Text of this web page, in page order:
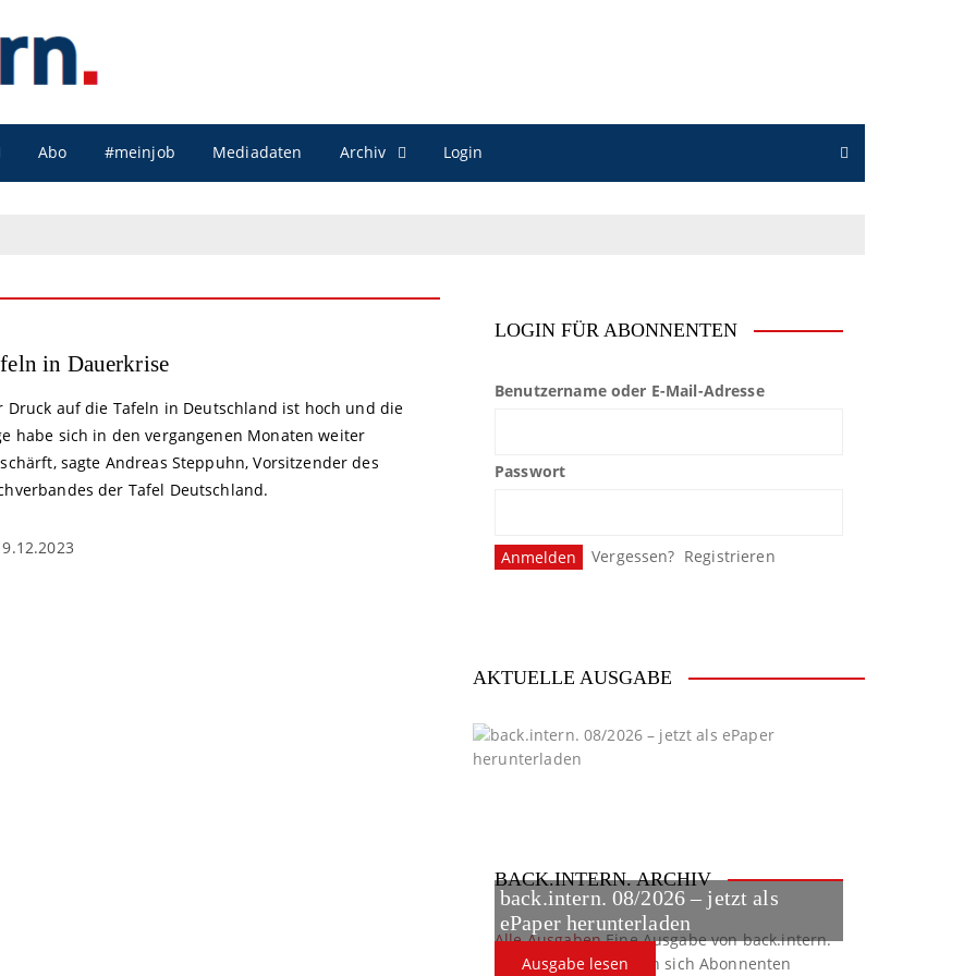
Abo #meinjob Mediadaten Archiv Login
in Dauerkrise
Druck auf die Tafeln in Deutschland ist hoch und die
habe sich in den vergangenen Monaten weiter
sagte Andreas Steppuhn, Vorsitzender des
der Tafel Deutschland.
LOGIN FÜR ABONNENTEN
Benutzername oder E-Mail-Adresse
Passwort
Vergessen? Registrieren
AKTUELLE AUSGABE
back.intern. 08/2026 – jetzt als
ePaper herunterladen
Ausgabe lesen
BACK.INTERN. ARCHIV
Alle AusgabenEine Ausgabe von back.intern.
verpasst? Hier können sich Abonnenten